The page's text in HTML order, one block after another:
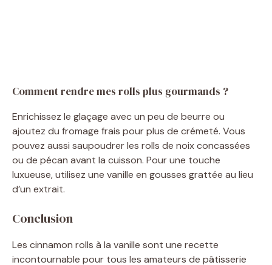
Comment rendre mes rolls plus gourmands ?
Enrichissez le glaçage avec un peu de beurre ou
ajoutez du fromage frais pour plus de crémeté. Vous
pouvez aussi saupoudrer les rolls de noix concassées
ou de pécan avant la cuisson. Pour une touche
luxueuse, utilisez une vanille en gousses grattée au lieu
d’un extrait.
Conclusion
Les cinnamon rolls à la vanille sont une recette
incontournable pour tous les amateurs de pâtisserie